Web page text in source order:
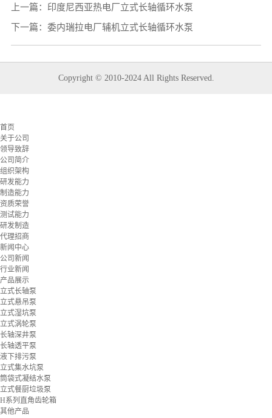
上一篇： 印度尼西亚热电厂立式长轴循环水泵
下一篇： 委内瑞拉电厂辅机立式长轴循环水泵
Copyright © 2010-2024 All Rights Reserved.
首页
关于公司
领导致辞
公司简介
组织架构
研发能力
制造能力
资质荣誉
测试能力
研发制造
代理招商
新闻中心
公司新闻
行业新闻
产品展示
立式长轴泵
立式悬吊泵
立式湿坑泵
立式涡轮泵
长轴深井泵
长轴透平泵
液下排污泵
立式集水坑泵
筒袋式凝结水泵
立式餐厨垃圾泵
H系列直角齿轮箱
其他产品